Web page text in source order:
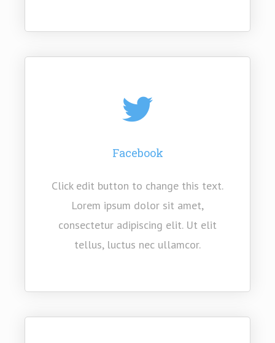
Facebook
Click edit button to change this text.
Lorem ipsum dolor sit amet,
consectetur adipiscing elit. Ut elit
tellus, luctus nec ullamcor.